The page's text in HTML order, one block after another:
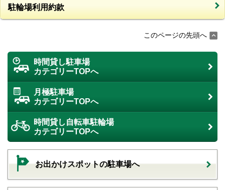
駐輪場利用約款
このページの先頭へ
時間貸し駐車場
カテゴリーTOPへ
月極駐車場
カテゴリーTOPへ
時間貸し自転車駐輪場
カテゴリーTOPへ
お出かけスポットの駐車場へ